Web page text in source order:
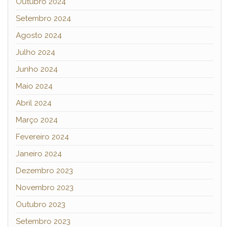
Setembro 2024
Agosto 2024
Julho 2024
Junho 2024
Maio 2024
Abril 2024
Março 2024
Fevereiro 2024
Janeiro 2024
Dezembro 2023
Novembro 2023
Outubro 2023
Setembro 2023